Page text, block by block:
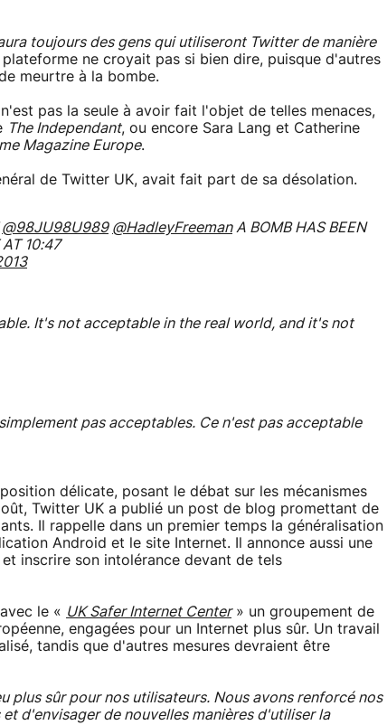
toujours des gens qui utiliseront Twitter de manière
ne croyait pas si bien dire, puisque d'autres
meurtre à la bombe.
pas la seule à avoir fait l'objet de telles menaces,
The Independant, ou encore Sara Lang et Catherine
Magazine Europe.
de Twitter UK, avait fait part de sa désolation.
@98JU98U989 @HadleyFreemanA BOMB HAS BEEN
AT 10:47
It's not acceptable in the real world, and it's not
pas acceptables. Ce n'est pas acceptable
délicate, posant le débat sur les mécanismes
Twitter UK a publié un post de blog promettant de
Il rappelle dans un premier temps la généralisation
Android et le site Internet. Il annonce aussi une
inscrire son intolérance devant de tels
le « UK Safer Internet Center» un groupement de
engagées pour un Internet plus sûr. Un travail
tandis que d'autres mesures devraient être
plus sûr pour nos utilisateurs. Nous avons renforcé nos
d'envisager de nouvelles manières d'utiliser la